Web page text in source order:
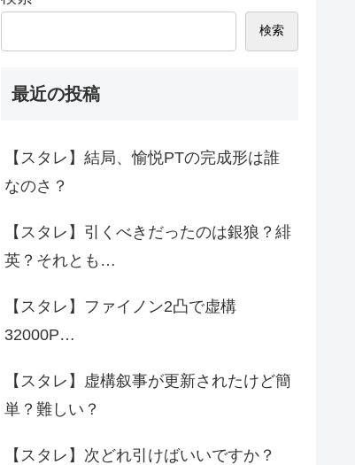
検索
最近の投稿
【スタレ】結局、愉悦PTの完成形は誰
なのさ？
【スタレ】引くべきだったのは銀狼？緋
英？それとも…
【スタレ】ファイノン2凸で虚構
32000P…
【スタレ】虚構叙事が更新されたけど簡
単？難しい？
【スタレ】次どれ引けばいいですか？